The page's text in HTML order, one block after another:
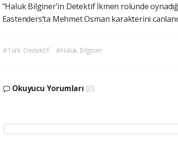
"Haluk Bilginer'in Detektif İkmen rolünde
Eastenders’ta Mehmet Osman karakterini
#Türk Dedektif #Haluk Bilginer
Okuyucu Yorumları (0)